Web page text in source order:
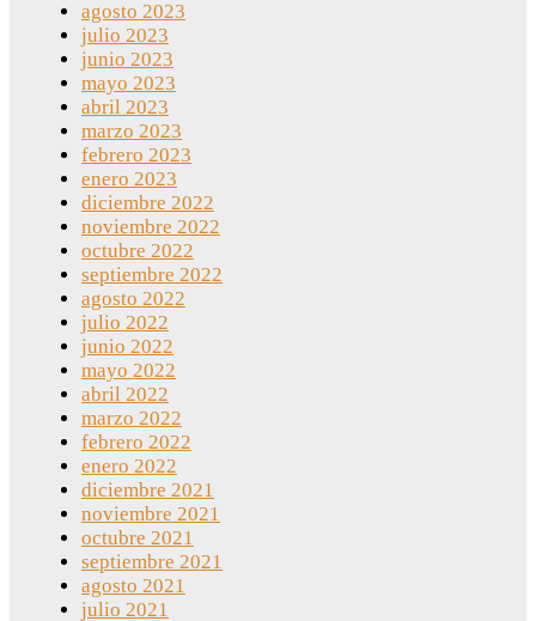
agosto 2023
julio 2023
junio 2023
mayo 2023
abril 2023
marzo 2023
febrero 2023
enero 2023
diciembre 2022
noviembre 2022
octubre 2022
septiembre 2022
agosto 2022
julio 2022
junio 2022
mayo 2022
abril 2022
marzo 2022
febrero 2022
enero 2022
diciembre 2021
noviembre 2021
octubre 2021
septiembre 2021
agosto 2021
julio 2021